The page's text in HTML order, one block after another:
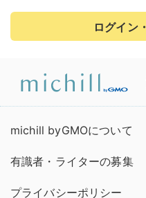
ログイン
michill byGMOについて
有識者・ライターの募集
プライバシーポリシー